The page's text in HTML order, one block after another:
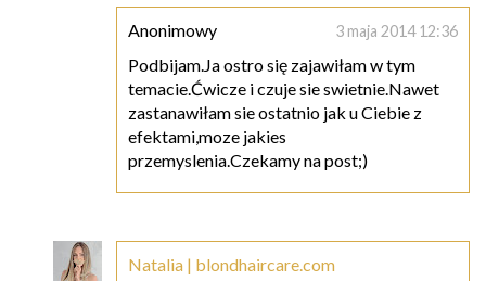
Anonimowy 3 maja 2014 12:36
Podbijam.Ja ostro się zajawiłam w tym
temacie.Ćwicze i czuje sie swietnie.Nawet
zastanawiłam sie ostatnio jak u Ciebie z
efektami,moze jakies
przemyslenia.Czekamy na post;)
Natalia | blondhaircare.com